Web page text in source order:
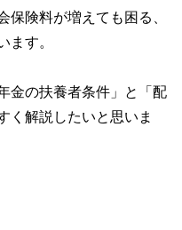
保険料が増えても困る、
ます。
金の扶養者条件」と「配
く解説したいと思いま